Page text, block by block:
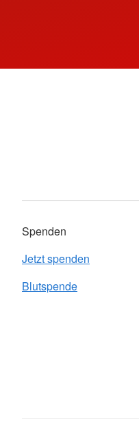
Spenden
Jetzt spenden
Blutspende